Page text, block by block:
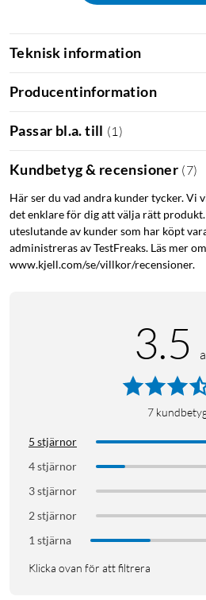
Teknisk information
Producentinformation
Passar bl.a. till (1)
Kundbetyg & recensioner (7)
Här ser du vad andra kunder tycker. Vi
det enklare för dig att välja rätt
uteslutande av kunder som har köpt
administreras av TestFreaks. Läs mer
www.kjell.com/se/villkor/recensioner.
3.5
7
5 stjärnor
4 stjärnor
3 stjärnor
2 stjärnor
1 stjärna
Klicka ovan för att filtrera